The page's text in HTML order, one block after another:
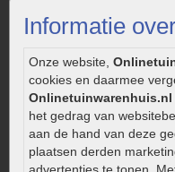
Informatie
Onze website,
cookies en daarmee
Onlinetuinwarenhuis.nl
het gedrag van
aan de hand van deze
plaatsen derden
Strakke tuin inrichten
Onderhoud van
Aanlegtips voor
Zelf een terras aanleggen
Kleine stadstuin inrichten